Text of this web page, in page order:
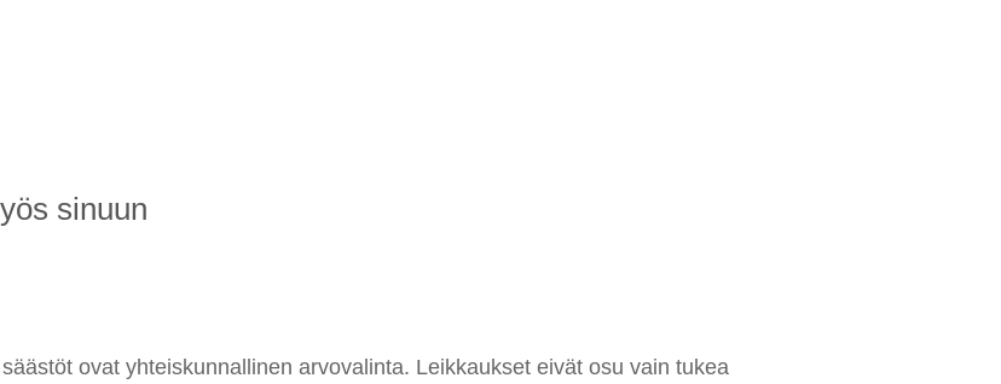
sinuun
ovat yhteiskunnallinen arvovalinta. Leikkaukset eivät osu vain tukea